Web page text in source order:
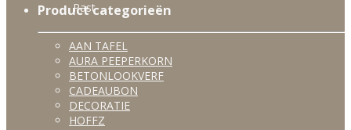
Product categorieën
AAN TAFEL
AURA PEEPERKORN
BETONLOOKVERF
CADEAUBON
DECORATIE
HOFFZ